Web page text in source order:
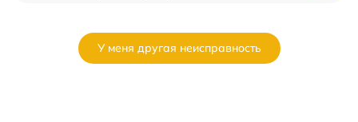
У меня другая неисправность